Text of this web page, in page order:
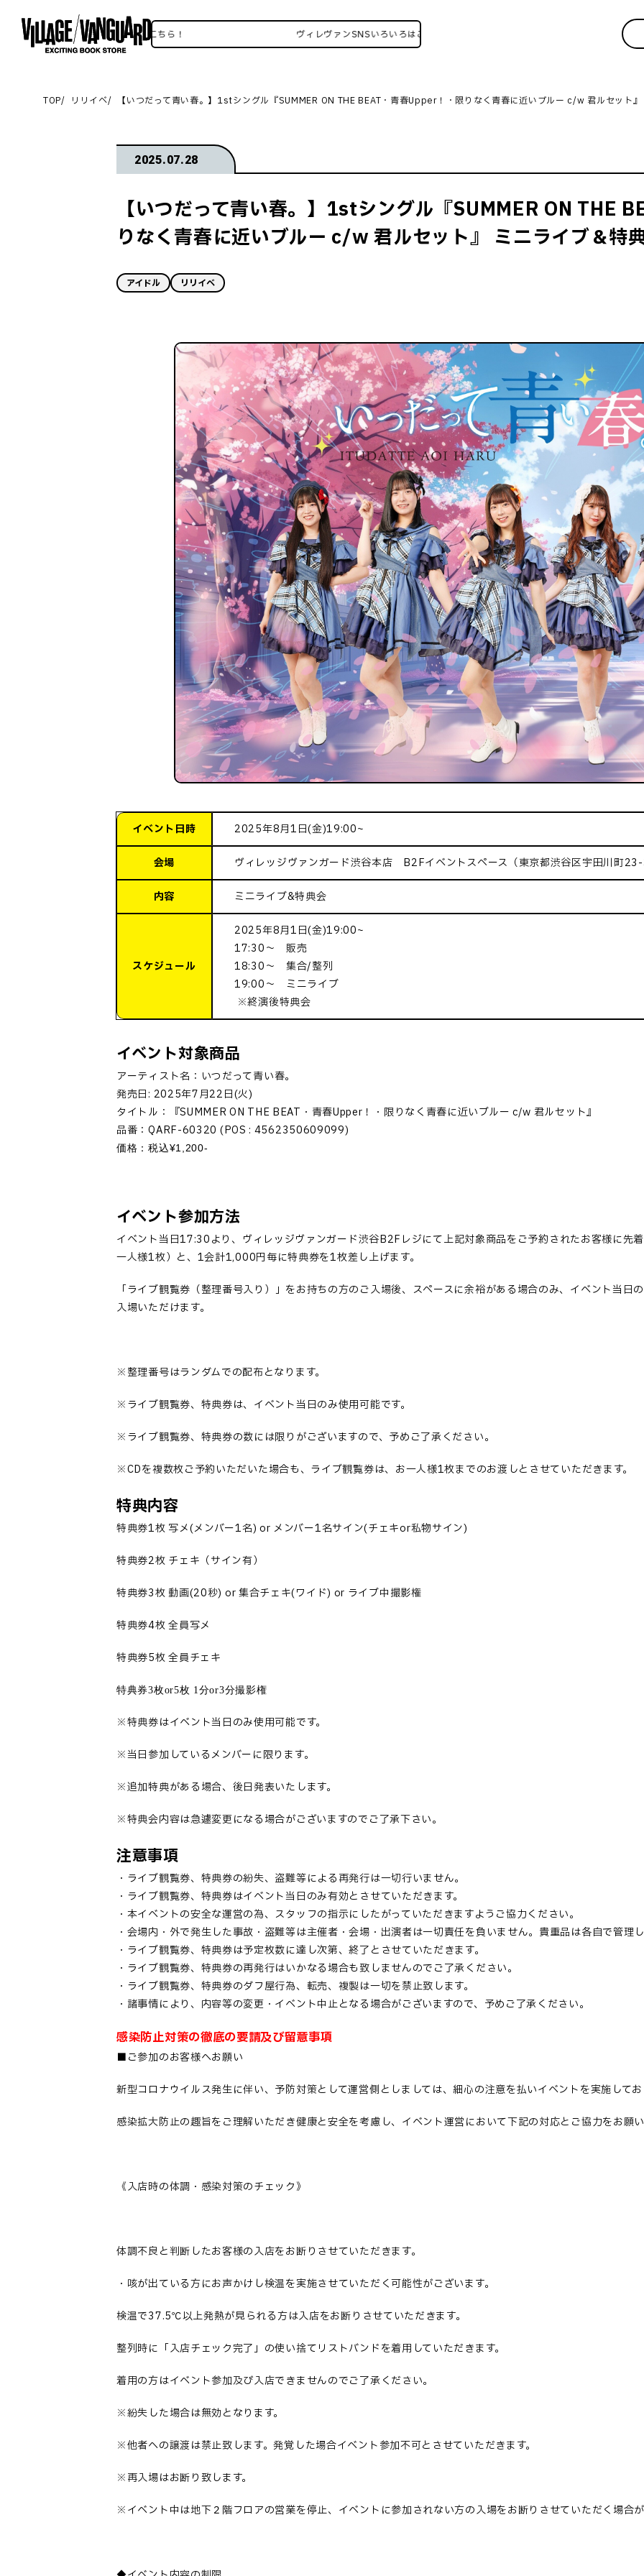
レヴァンSNSいろいろはこちら！ ヴィレヴァンSNSいろいろはこちら！
TOP リリイベ 【いつだって青い春。】1stシングル『SUMMER ON THE BEAT・青春Upper！・限りなく青春に近いブルー c/w 君ルセット
2025.07.28
【いつだって青い春。】1stシングル『SUMMER ON THE
りなく青春に近いブルー c/w 君ルセット』 ミニライブ＆特
アイドル リリイベ
イベント日時 2025年8月1日(金)19:00~
会場 ヴィレッジヴァンガード渋谷本店 B2Fイベントスペース（東京都渋谷区宇田川町23-
内容 ミニライブ&特典会
スケジュール
2025年8月1日(金)19:00~
17:30～ 販売
18:30～ 集合/整列
19:00～ ミニライブ
※終演後特典会
イベント対象商品
アーティスト名： いつだって青い春。
発売日: 2025年7月22日(火)
タイトル：『SUMMER ON THE BEAT ・青春Upper ！・限りなく青春に近いブルー c/w 君ルセット』
品番：QARF-60320 (POS : 4562350609099)
価格：税込¥1,200-
イベント参加方法
イベント当日17:30より、ヴィレッジヴァンガード渋谷B2F レジにて上記対象商品をご予約されたお客様に先
一人様1枚）と、 1会計1,000円毎に特典券を1枚差し上げます。
「ライブ観覧券（整理番号入り） 」 をお持ちの方のご入場後、スペースに余裕がある場合のみ、イベント当日
入場いただけます。
※整理番号はランダムでの配布となります。
※ライブ観覧券、特典券は、イベント当日のみ使用可能です。
※ライブ観覧券、特典券の数には限りがございますので、予めご了承ください。
※CDを複数枚ご予約いただいた場合も、ライブ観覧券は、お一人様1枚までのお渡しとさせていただきます。
特典内容
特典券1枚 写メ(メンバー1名) or メンバー1名サイン(チェキor私物サイン)
特典券2枚 チェキ（サイン有）
特典券3枚 動画(20秒) or集合チェキ(ワイド) or ライブ中撮影権
特典券4枚 全員写メ
特典券5枚 全員チェキ
特典券3枚or5枚 1分or3分撮影権
※特典券はイベント当日のみ使用可能です。
※当日参加しているメンバーに限ります。
※追加特典がある場合、後日発表いたします。
※特典会内容は急遽変更になる場合がございますのでご了承下さい。
注意事項
・ライブ観覧券、特典券の紛失、盗難等による再発行は一切行いません。
・ライブ観覧券、特典券はイベント当日のみ有効とさせていただきます。
・本イベントの安全な運営の為、スタッフの指示にしたがっていただきますようご協力ください。
・会場内・外で発生した事故・盗難等は主催者・会場・出演者は一切責任を負いません。貴重品は各自で管理し
・ライブ観覧券、特典券は予定枚数に達し次第、終了とさせていただきます。
・ライブ観覧券、特典券の再発行はいかなる場合も致しませんのでご了承ください。
・ライブ観覧券、特典券のダフ屋行為、転売、複製は一切を禁止致します。
・諸事情により、内容等の変更・イベント中止となる場合がございますので、予めご了承ください。
感染防止対策の徹底の要請及び留意事項
■ご参加のお客様へお願い
新型コロナウイルス発生に伴い、予防対策として運営側としましては、細心の注意を払いイベントを実施してお
感染拡大防止の趣旨をご理解いただき健康と安全を考慮し、イベント運営において下記の対応とご協力をお願い
《入店時の体調・感染対策のチェック》
体調不良と判断したお客様の入店をお断りさせていただきます。
・咳が出ている方にお声かけし検温を実施させていただく可能性がございます。
検温で37.5℃以上発熱が見られる方は入店をお断りさせていただきます。
整列時に「入店チェック完了」の使い捨てリストバンドを着用していただきます。
着用の方はイベント参加及び入店できませんのでご了承ください。
※紛失した場合は無効となります。
※他者への譲渡は禁止致します。発覚した場合イベント参加不可とさせていただきます。
※再入場はお断り致します。
※イベント中は地下２階フロアの営業を停止、イベントに参加されない方の入場をお断りさせていただく場合が